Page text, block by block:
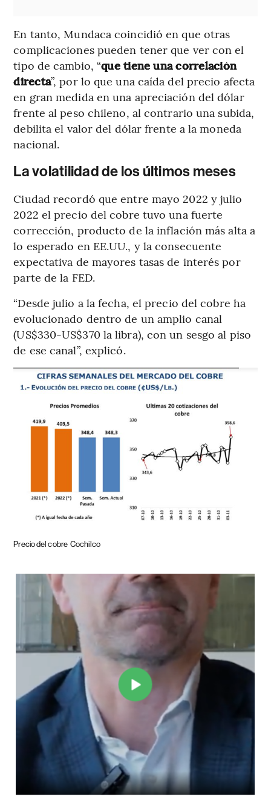
En tanto, Mundaca coincidió en que otras
complicaciones pueden tener que ver con el
tipo de cambio, “que tiene una correlación
directa”, por lo que una caída del precio afecta
en gran medida en una apreciación del dólar
frente al peso chileno, al contrario una subida,
debilita el valor del dólar frente a la moneda
nacional.
La volatilidad de los últimos meses
Ciudad recordó que entre mayo 2022 y julio
2022 el precio del cobre tuvo una fuerte
corrección, producto de la inflación más alta a
lo esperado en EE.UU., y la consecuente
expectativa de mayores tasas de interés por
parte de la FED.
“Desde julio a la fecha, el precio del cobre ha
evolucionado dentro de un amplio canal
(US$330-US$370 la libra), con un sesgo al piso
de ese canal”, explicó.
Precio del cobre Cochilco